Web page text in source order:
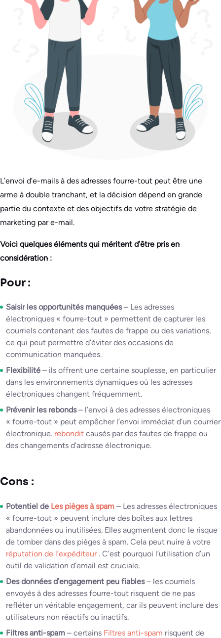
L’envoi d’e-mails à des adresses fourre-tout peut être une
arme à double tranchant, et la décision dépend en grande
partie du contexte et des objectifs de votre stratégie de
marketing par e-mail.
Voici quelques éléments qui méritent d’être pris en
considération :
Pour :
Saisir les opportunités manquées– Les adresses
électroniques « fourre-tout » permettent de capturer les
courriels contenant des fautes de frappe ou des variations,
ce qui peut permettre d’éviter des occasions de
communication manquées.
Flexibilité – ils offrent une certaine souplesse, en particulier
dans les environnements dynamiques où les adresses
électroniques changent fréquemment.
Prévenir les rebonds– l’envoi à des adresses électroniques
« fourre-tout » peut empêcher l’envoi immédiat d’un courrier
électronique. rebondit causés par des fautes de frappe ou
des changements d’adresse électronique.
Cons :
Potentiel de Les pièges à spam – Les adresses électroniques
« fourre-tout » peuvent inclure des boîtes aux lettres
abandonnées ou inutilisées. Elles augmentent donc le risque
de tomber dans des pièges à spam. Cela peut nuire à votre
réputation de l’expéditeur . C’est pourquoi l’utilisation d’un
outil de validation d’email est cruciale.
Des données d’engagement peu fiables– les courriels
envoyés à des adresses fourre-tout risquent de ne pas
refléter un véritable engagement, car ils peuvent inclure des
utilisateurs non réactifs ou inactifs.
Filtres anti-spam – certains Filtres anti-spam risquent de